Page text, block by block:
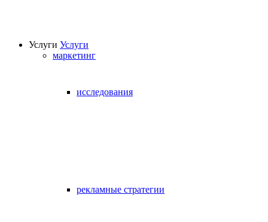
Услуги Услуги
маркетинг
исследования
рекламные стратегии